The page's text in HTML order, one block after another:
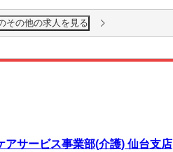
その他の求人を見る
アサービス事業部(介護) 仙台支店